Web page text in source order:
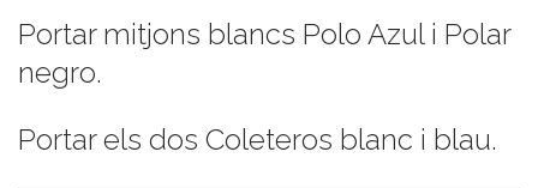
Portar mitjons blancs Polo Azul i Polar
negro.
Portar els dos Coleteros blanc i blau.